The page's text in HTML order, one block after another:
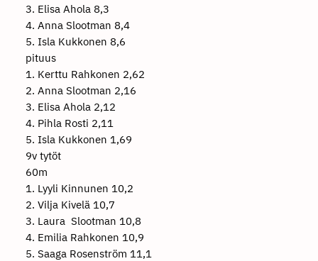
3. Elisa Ahola 8,3
4. Anna Slootman 8,4
5. Isla Kukkonen 8,6
pituus
1. Kerttu Rahkonen 2,62
2. Anna Slootman 2,16
3. Elisa Ahola 2,12
4. Pihla Rosti 2,11
5. Isla Kukkonen 1,69
9v tytöt
60m
1. Lyyli Kinnunen 10,2
2. Vilja Kivelä 10,7
3. Laura Slootman 10,8
4. Emilia Rahkonen 10,9
5. Saaga Rosenström 11,1